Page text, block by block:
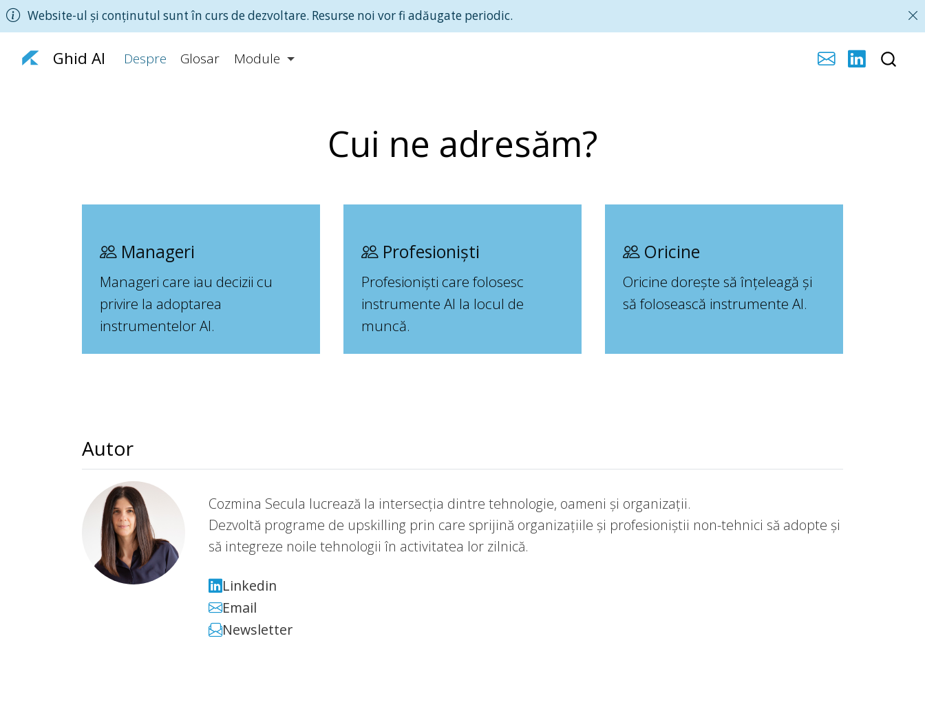
Website-ul și conținutul sunt în curs de dezvoltare. Resurse noi vor fi adăugate periodic.
Ghid AI Despre Glosar Module
Cui ne adresăm?
Manageri
Manageri care iau decizii cu
privire la adoptarea
instrumentelor AI.
Profesioniști
Profesioniști care folosesc
instrumente AI la locul de
muncă.
Oricine
Oricine dorește să înțeleagă și
să folosească instrumente AI.
Autor
Cozmina Secula lucrează la intersecția dintre tehnologie, oameni și organizații.
Dezvoltă programe de upskilling prin care sprijină organizațiile și profesioniștii non-tehnici să adopte și
să integreze noile tehnologii în activitatea lor zilnică.
Linkedin
Email
Newsletter